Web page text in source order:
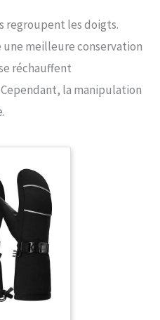
regroupent les doigts.
meilleure conservation
réchauffent
la manipulation